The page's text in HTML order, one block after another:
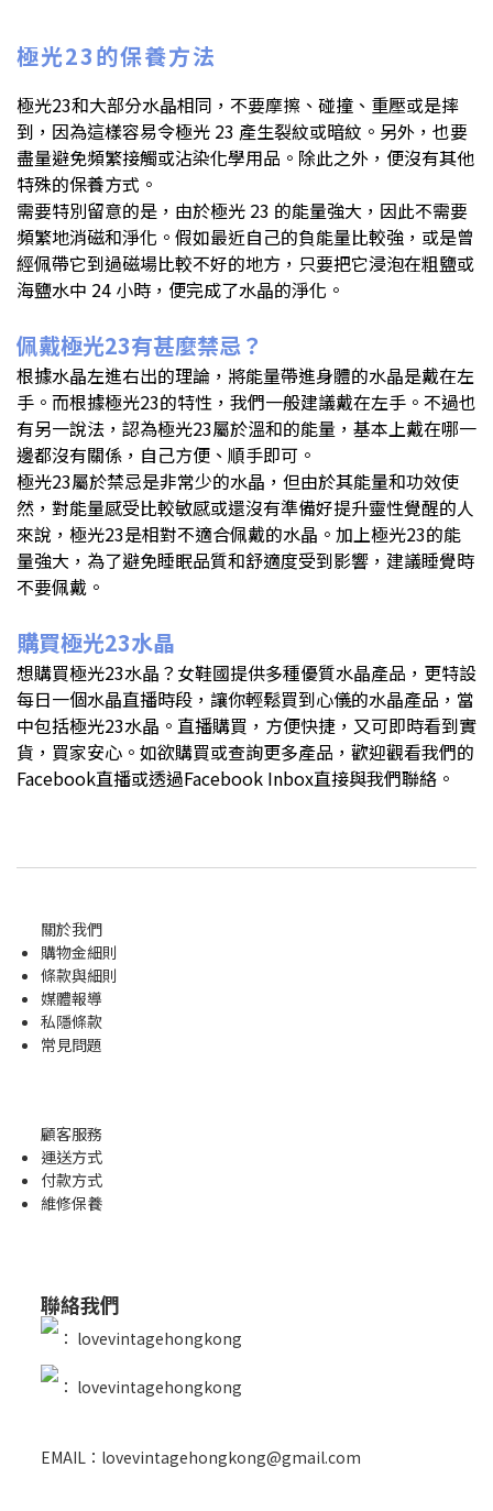
極光23的保養方法
極光23和大部分水晶相同，不要摩擦、碰撞、重壓或是摔
到，因為這樣容易令極光 23 產生裂紋或暗紋。另外，也要
盡量避免頻繁接觸或沾染化學用品。除此之外，便沒有其他
特殊的保養方式。
需要特別留意的是，由於極光 23 的能量強大，因此不需要
頻繁地消磁和淨化。假如最近自己的負能量比較強，或是曾
經佩帶它到過磁場比較不好的地方，只要把它浸泡在粗鹽或
海鹽水中 24 小時，便完成了水晶的淨化。
佩戴極光23有甚麼禁忌？
根據水晶左進右出的理論，將能量帶進身體的水晶是戴在左
手。而根據極光23的特性，我們一般建議戴在左手。不過也
有另一說法，認為極光23屬於溫和的能量，基本上戴在哪一
邊都沒有關係，自己方便、順手即可。
極光23屬於禁忌是非常少的水晶，但由於其能量和功效使
然，對能量感受比較敏感或還沒有準備好提升靈性覺醒的人
來說，極光23是相對不適合佩戴的水晶。加上極光23的能
量強大，為了避免睡眠品質和舒適度受到影響，建議睡覺時
不要佩戴。
購買極光23水晶
想購買極光23水晶？女鞋國提供多種優質水晶產品，更特設
每日一個水晶直播時段，讓你輕鬆買到心儀的水晶產品，當
中包括極光23水晶。直播購買，方便快捷，又可即時看到實
貨，買家安心。如欲購買或查詢更多產品，歡迎觀看我們的
Facebook直播或透過Facebook Inbox直接與我們聯絡。
關於我們
購物金細則
條款與細則
媒體報導
私隱條款
常見問題
顧客服務
運送方式
付款方式
維修保養
聯絡我們
： lovevintagehongkong
： lovevintagehongkong
EMAIL：lovevintagehongkong@gmail.com